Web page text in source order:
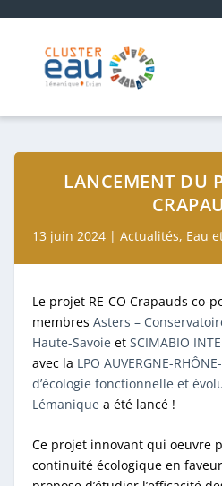
LANCEMENT DU
13 juin 2024 | Actualités, Eau
Le projet RE-CO Crapauds co-
membres Asters –
Haute-Savoie et SCIMABIO
avec la LPO AUVERGNE-
d’écologie fonctionnelle et
Lémanique a été lancé !
Ce projet innovant qui oeuvre
continuité écologique en